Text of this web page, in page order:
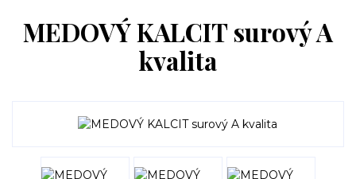
MEDOVÝ KALCIT surový A
kvalita